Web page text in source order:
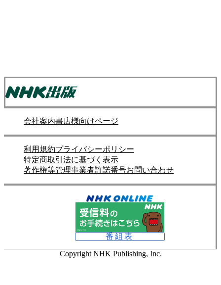
会社案内書店様向けページ
利用規約プライバシーポリシー
特定商取引法に基づく表示
著作権等管理事業者許諾番号お問い合わせ
番組表
Copyright NHK Publishing, Inc.